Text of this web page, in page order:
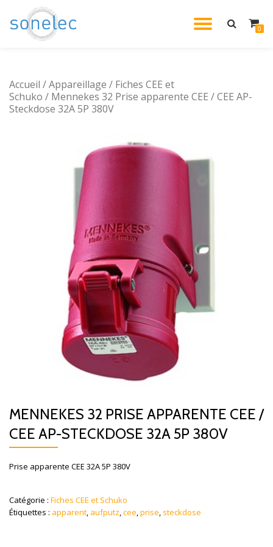
Aller
0
Accueil /Appareillage / Fiches CEE et
Schuko / Mennekes 32 Prise apparente CEE / CEE AP-
Steckdose 32A 5P 380V
MENNEKES 32 PRISE APPARENTE CEE /
CEE AP-STECKDOSE 32A 5P 380V
Prise apparente CEE 32A 5P 380V
Catégorie : Fiches CEE et Schuko
Étiquettes : apparent, aufputz,cee,prise, steckdose